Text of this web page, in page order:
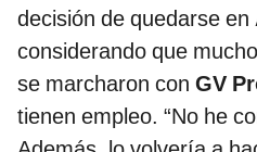
decisión de quedarse en
considerando que
se marcharon con GV
tienen empleo. “No he